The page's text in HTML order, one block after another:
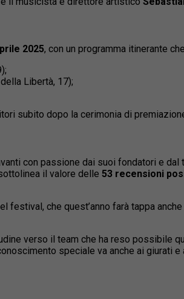
2025, con un programma itinerante
Libertà, 17);
subito dopo la cerimonia di
con passione dai suoi fondatori e
il valore delle 53 recensioni
festival, che quest’anno farà tappa anche
verso il team che ha reso possibile
speciale va anche ai giurati e